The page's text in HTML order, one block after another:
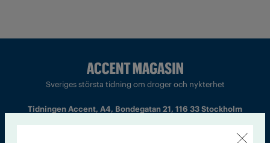
Sveriges största tidning om droger och nykterhet
Tidningen Accent, A4, Bondegatan 21, 116 33 Stockholm